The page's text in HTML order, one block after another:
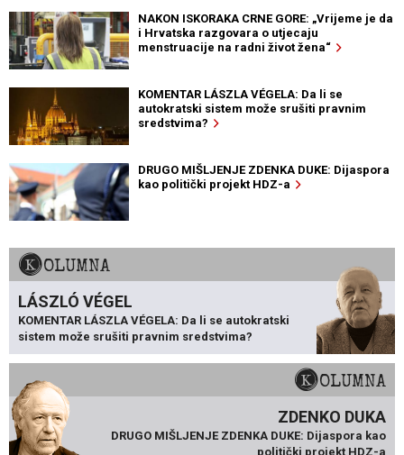
NAKON ISKORAKA CRNE GORE: „Vrijeme je da
i Hrvatska razgovara o utjecaju
menstruacije na radni život žena“
KOMENTAR LÁSZLA VÉGELA: Da li se
autokratski sistem može srušiti pravnim
sredstvima?
DRUGO MIŠLJENJE ZDENKA DUKE: Dijaspora
kao politički projekt HDZ-a
KOLUMNA
LÁSZLÓ VÉGEL
KOMENTAR LÁSZLA VÉGELA: Da li se autokratski
sistem može srušiti pravnim sredstvima?
KOLUMNA
ZDENKO DUKA
DRUGO MIŠLJENJE ZDENKA DUKE: Dijaspora kao
politički projekt HDZ-a